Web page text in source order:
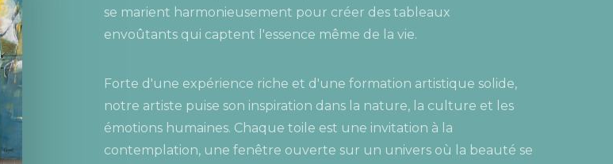
se marient harmonieusement pour créer des tableaux
envoûtants qui captent l'essence même de la vie.
Forte d'une expérience riche et d'une formation artistique solide,
notre artiste puise son inspiration dans la nature, la culture et les
émotions humaines. Chaque toile est une invitation à la
contemplation, une fenêtre ouverte sur un univers où la beauté se